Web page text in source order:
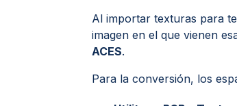
Al importar texturas para
imagen en el que vienen
ACES.
Para la conversión, los